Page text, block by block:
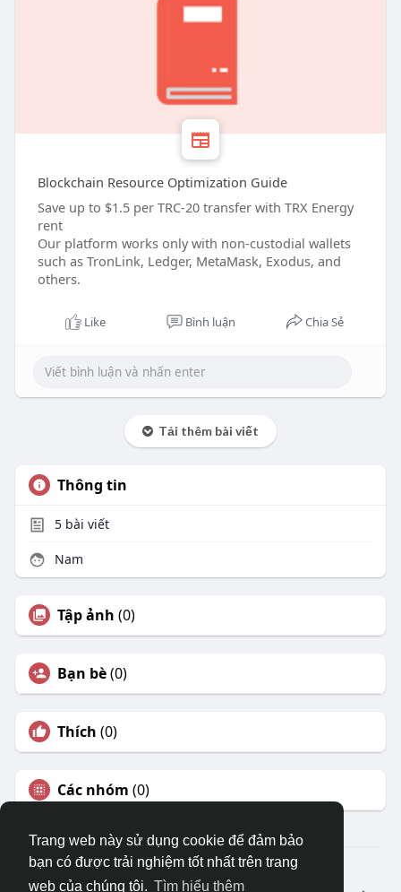
Trang web này sử dụng cookie để đảm bảo
bạn có được trải nghiệm tốt nhất trên trang
web của chúng tôi. Tìm hiểu thêm
Blockchain Resource Optimization Guide
Save up to $1.5 per TRC-20 transfer with TRX Energy
rent
Our platform works only with non-custodial wallets
such as TronLink, Ledger, MetaMask, Exodus, and
others.
Like Bình luận Chia Sẻ
Tải thêm bài viết
Thông tin
5bài viết
Nam
Tập ảnh (0)
Bạn bè(0)
Thích (0)
Các nhóm (0)
© 2026 DRVIET.COM